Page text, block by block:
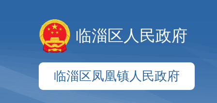
临淄区人民政府
临淄区凤凰镇人民政府